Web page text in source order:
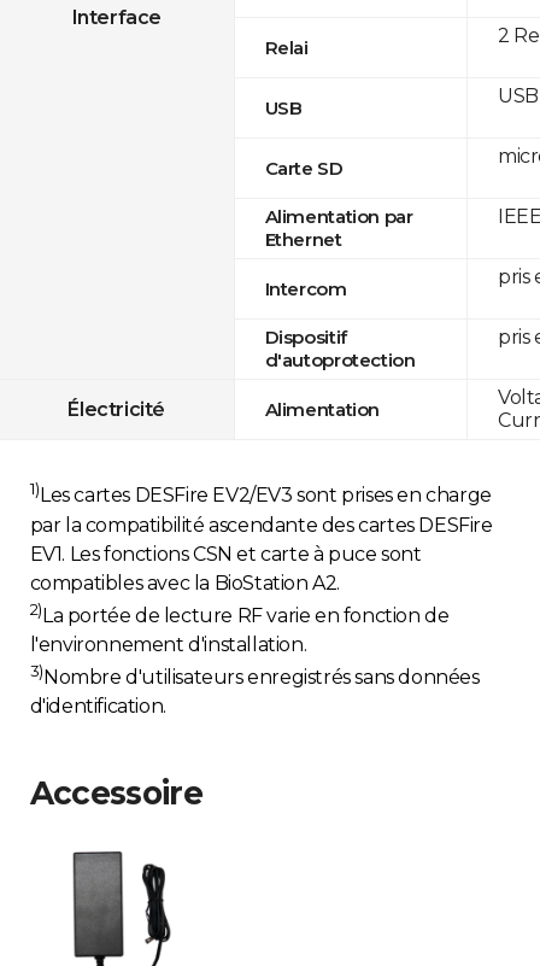
Interface
Relai
USB
Carte SD
Alimentation par
Ethernet
Intercom
Dispositif
d'autoprotection
Électricité Alimentation
2
pris
pris
1) Les cartes DESFire EV2/EV3 sont prises en charge
par la compatibilité ascendante des cartes DESFire
EV1. Les fonctions CSN et carte à puce sont
compatibles avec la BioStation A2.
2)La portée de lecture RF varie en fonction de
l'environnement d'installation.
3) Nombre d'utilisateurs enregistrés sans données
d'identification.
Accessoire